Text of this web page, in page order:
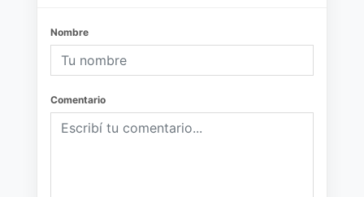
Nombre
Comentario